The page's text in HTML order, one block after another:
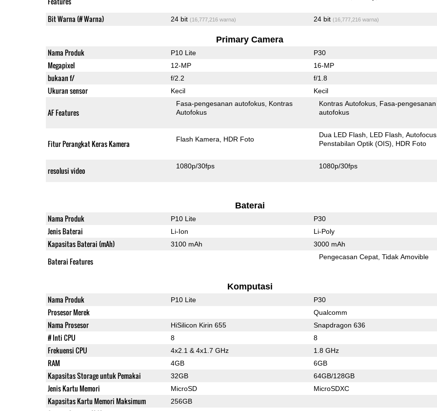
Bit Warna (# Warna) 24 bit (16,777,216 warna) 24 bit (16,777,216 warna)
Primary Camera
Nama Produk P10 Lite P30
Megapixel 12-MP 16-MP
bukaan f/ f/2.2 f/1.8
Ukuran sensor Kecil Kecil
AF Features
Fasa-pengesanan autofokus Kontras
Autofokus
Kontras Autofokus Fasa-pengesanan
autofokus
Fitur Perangkat Keras Kamera Flash Kamera HDR Foto
Dua LED Flash LED Flash Autofocus
Penstabilan Optik (OIS)
HDR Foto
resolusi video 1080p/30fps 1080p/30fps
Baterai
Nama Produk P10 Lite P30
Jenis Baterai Li-Ion Li-Poly
Kapasitas Baterai (mAh) 3100 mAh 3000 mAh
Baterai Features Pengecasan Cepat Tidak Amovible
Komputasi
Nama Produk P10 Lite P30
Prosesor Merek Qualcomm
Nama Prosesor HiSilicon Kirin 655 Snapdragon 636
# Inti CPU 8 8
Frekuensi CPU 4x2.1 & 4x1.7 GHz 1.8 GHz
RAM 4GB 6GB
Kapasitas Storage untuk Pemakai 32GB 64GB/128GB
Jenis Kartu Memori MicroSD MicroSDXC
Kapasitas Kartu Memori Maksimum 256GB